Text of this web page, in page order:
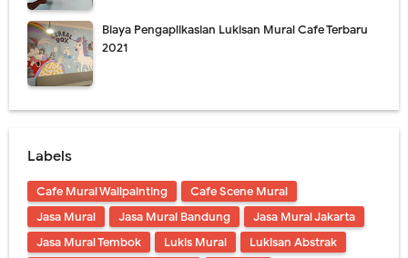
Biaya Pengaplikasian Lukisan Mural Cafe Terbaru
2021
Labels
Cafe Mural Wallpainting
Cafe Scene Mural
Jasa Mural
Jasa Mural Bandung
Jasa Mural Jakarta
Jasa Mural Tembok
Lukis Mural
Lukisan Abstrak